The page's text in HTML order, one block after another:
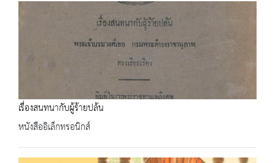
เรื่องสนทนากับผู้ร้ายปล้น
หนังสืออิเล็กทรอนิกส์